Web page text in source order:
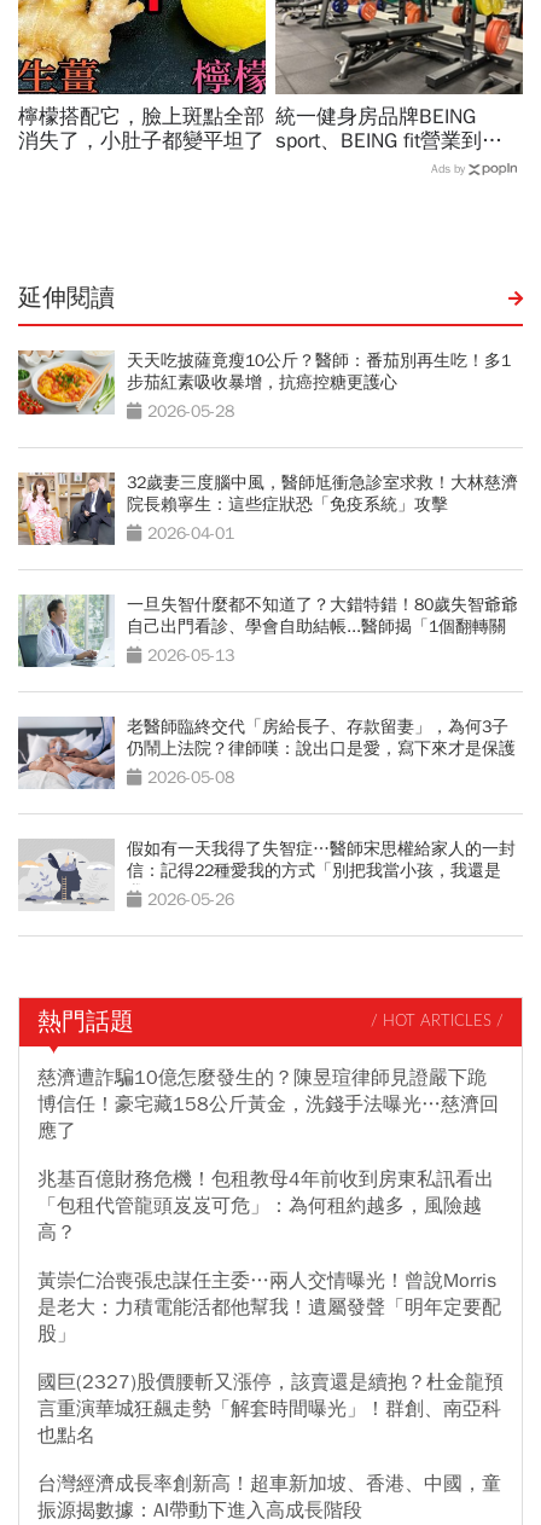
檸檬搭配它，臉上斑點全部
消失了，小肚子都變平坦了
統一健身房品牌BEING
sport、BEING fit營業到這
天！統一佳佳如何退費、轉
Ads by
延伸閱讀
天天吃披薩竟瘦10公斤？醫師：番茄別再生吃！多1
步茄紅素吸收暴增，抗癌控糖更護心
2026-05-28
32歲妻三度腦中風，醫師尪衝急診室求救！大林慈濟
院長賴寧生：這些症狀恐「免疫系統」攻擊
2026-04-01
一旦失智什麼都不知道了？大錯特錯！80歲失智爺爺
自己出門看診、學會自助結帳...醫師揭「1個翻轉關
鍵」2026-05-13
老醫師臨終交代「房給長子、存款留妻」，為何3子
仍鬧上法院？律師嘆：說出口是愛，寫下來才是保護
2026-05-08
假如有一天我得了失智症…醫師宋思權給家人的一封
信：記得22種愛我的方式「別把我當小孩，我還是
我」2026-05-26
熱門話題 / HOT ARTICLES /
慈濟遭詐騙10億怎麼發生的？陳昱瑄律師見證嚴下跪
博信任！豪宅藏158公斤黃金，洗錢手法曝光…慈濟回
應了
兆基百億財務危機！包租教母4年前收到房東私訊看出
「包租代管龍頭岌岌可危」：為何租約越多，風險越
高？
黃崇仁治喪張忠謀任主委…兩人交情曝光！曾說Morris
是老大：力積電能活都他幫我！遺屬發聲「明年定要配
股」
國巨(2327)股價腰斬又漲停，該賣還是續抱？杜金龍預
言重演華城狂飆走勢「解套時間曝光」！群創、南亞科
也點名
台灣經濟成長率創新高！超車新加坡、香港、中國，童
振源揭數據：AI帶動下進入高成長階段